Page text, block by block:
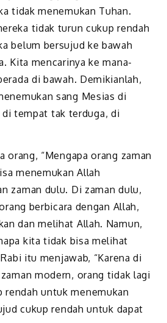
tidak menemukan Tuhan.
tidak turun cukup rendah
belum bersujud ke bawah
Kita mencarinya ke mana-
di bawah. Demikianlah,
sang Mesias di
tempat tak terduga, di
orang, “Mengapa orang zaman
menemukan Allah
zaman dulu. Di zaman dulu,
berbicara dengan Allah,
dan melihat Allah. Namun,
kita tidak bisa melihat
itu menjawab, “Karena di
modern, orang tidak lagi
rendah untuk menemukan
cukup rendah untuk dapat